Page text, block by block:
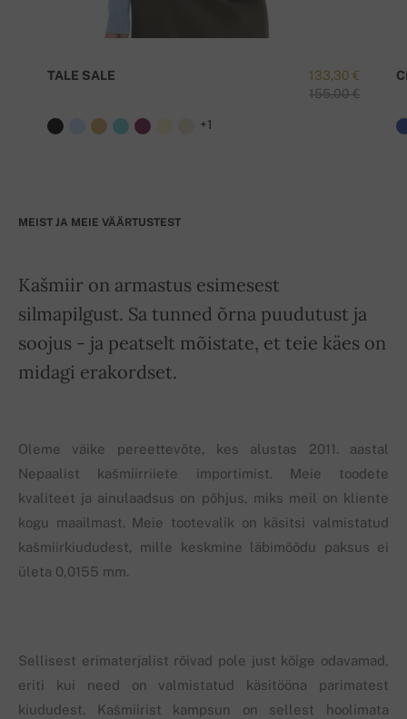
133,30 €
155,00 €
TALE SALE
+1
MEIST JA MEIE VÄÄRTUSTEST
Kašmiir on armastus esimesest
silmapilgust. Sa tunned õrna puudutust ja
soojus - ja peatselt mõistate, et teie käes on
midagi erakordset.
Oleme väike pereettevõte, kes alustas 2011. aastal
Nepaalist kašmiirriiete importimist. Meie toodete
kvaliteet ja ainulaadsus on põhjus, miks meil on kliente
kogu maailmast. Meie tootevalik on käsitsi valmistatud
kašmiirkiududest, mille keskmine läbimõõdu paksus ei
ületa 0,0155 mm.
Sellisest erimaterjalist rõivad pole just kõige odavamad,
eriti kui need on valmistatud käsitööna parimatest
kiududest. Kašmiirist kampsun on sellest hoolimata